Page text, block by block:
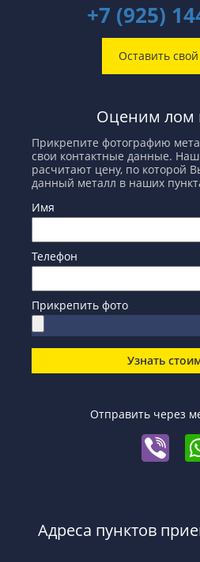
+7 (925)
Оставить
Оценим лом
Прикрепите фотографию
свои контактные данные.
расчитают цену, по которой
данный металл в наших
Имя
Телефон
Прикрепить фото
Узнать
Отправить через
Адреса пунктов